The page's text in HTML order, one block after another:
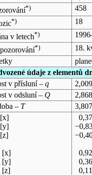
*)
458
*)
18
v letech*)
*)
18.
údaje z elementů
v přísluní – q
v odsluní – Q
– T
[x]
[y]
[z]